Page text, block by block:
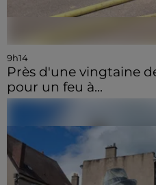
9h14
Près d'une vingtaine
pour un feu à...